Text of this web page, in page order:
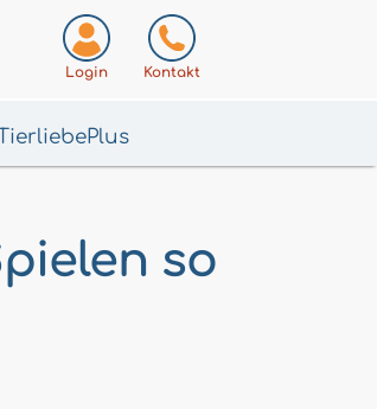
Login Kontakt
so